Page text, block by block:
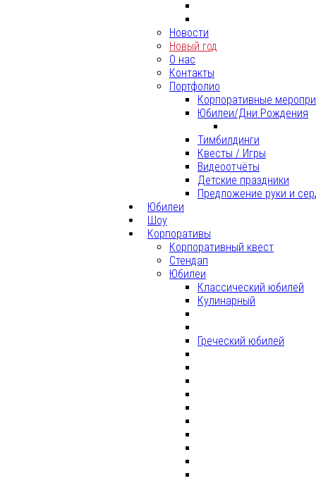
Новости
Новый год
О нас
Контакты
Портфолио
Корпоративные
Юбилеи/Дни Рождения
Тимбилдинги
Квесты / Игры
Видеоотчёты
Детские праздники
Предложение руки и
Юбилеи
Шоу
Корпоративы
Корпоративный квест
Стендап
Юбилеи
Классический юбилей
Кулинарный
Греческий юбилей